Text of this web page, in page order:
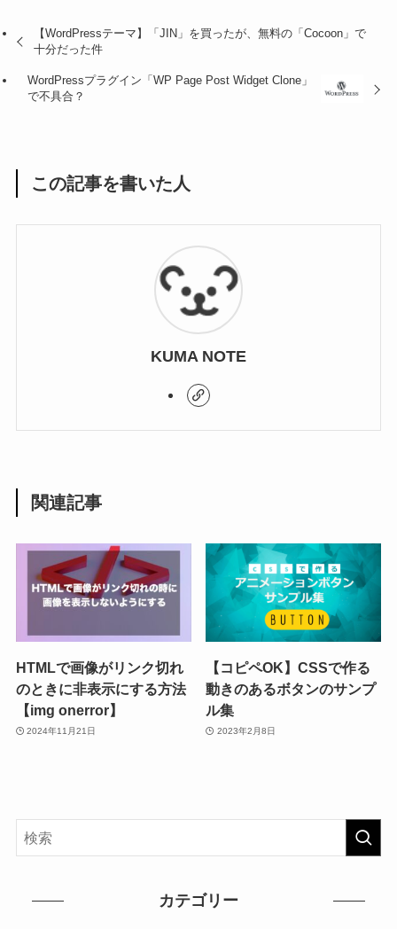
【WordPressテーマ】「JIN」を買ったが、無料の「Cocoon」で
十分だった件
WordPressプラグイン「WP Page Post Widget Clone」
で不具合？
この記事を書いた人
KUMA NOTE
関連記事
HTMLで画像がリンク切れ
のときに非表示にする方法
【img onerror】
2024年11月21日
【コピペOK】CSSで作る
動きのあるボタンのサンプ
ル集
2023年2月8日
カテゴリー